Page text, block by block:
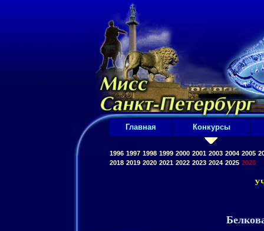
Главная Конкурсы
1996 1997 1998 1999 2000 2001 2003 2004 2005
2018 2019 2020 2021 2022 2023 2024 2025 2026